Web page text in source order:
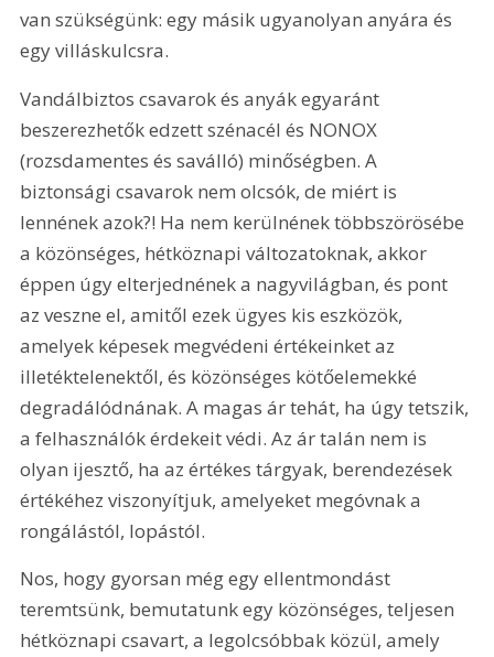
van szükségünk: egy másik ugyanolyan anyára és
egy villáskulcsra.
Vandálbiztos csavarok és anyák egyaránt
beszerezhetők edzett szénacél és NONOX
(rozsdamentes és saválló) minőségben. A
biztonsági csavarok nem olcsók, de miért is
lennének azok?! Ha nem kerülnének többszörösébe
a közönséges, hétköznapi változatoknak, akkor
éppen úgy elterjednének a nagyvilágban, és pont
az veszne el, amitől ezek ügyes kis eszközök,
amelyek képesek megvédeni értékeinket az
illetéktelenektől, és közönséges kötőelemekké
degradálódnának. A magas ár tehát, ha úgy tetszik,
a felhasználók érdekeit védi. Az ár talán nem is
olyan ijesztő, ha az értékes tárgyak, berendezések
értékéhez viszonyítjuk, amelyeket megóvnak a
rongálástól, lopástól.
Nos, hogy gyorsan még egy ellentmondást
teremtsünk, bemutatunk egy közönséges, teljesen
hétköznapi csavart, a legolcsóbbak közül, amely